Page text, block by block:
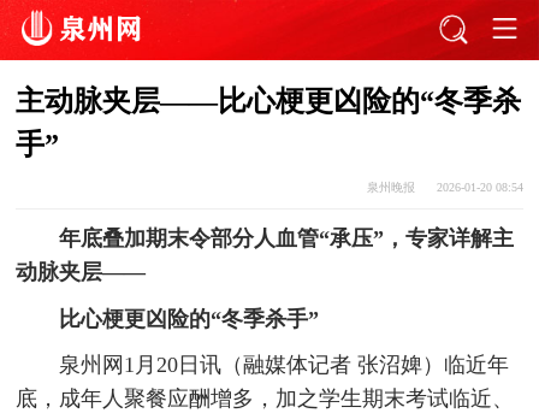
主动脉夹层——比心梗更凶险的“冬季杀
手”
泉州晚报 2026-01-20 08:54
年底叠加期末令部分人血管“承压”，专家详解主
动脉夹层——
比心梗更凶险的“冬季杀手”
泉州网1月20日讯（融媒体记者 张沼婢）临近年
底，成年人聚餐应酬增多，加之学生期末考试临近、